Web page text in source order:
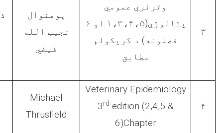
۳
وترنري عمومي
پتالوژي(۱،۳،۴،۵ او ۶
فصلونه) د کریکولم
مطابق
پوهنوال
نجيب الله
فيضي
۴
Veterinary Epidemiology
3rd edition (2,4,5 &
6)Chapter
Michael
Thrusfield